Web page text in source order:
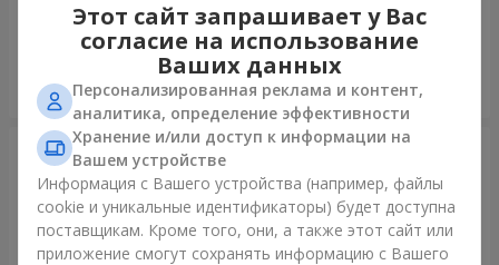
7 370 грн
Заказать
2 940 грн
Заказать
Этот сайт запрашивает у Вас
согласие на использование
Ваших данных
Персонализированная реклама и контент,
аналитика, определение эффективности
Хранение и/или доступ к информации на
Вашем устройстве
Информация с Вашего устройства (например, файлы
cookie и уникальные идентификаторы) будет доступна
поставщикам. Кроме того, они, а также этот сайт или
приложение смогут сохранять информацию с Вашего